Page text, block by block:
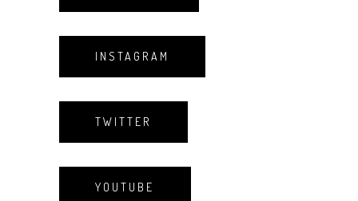
INSTAGRAM
TWITTER
YOUTUBE